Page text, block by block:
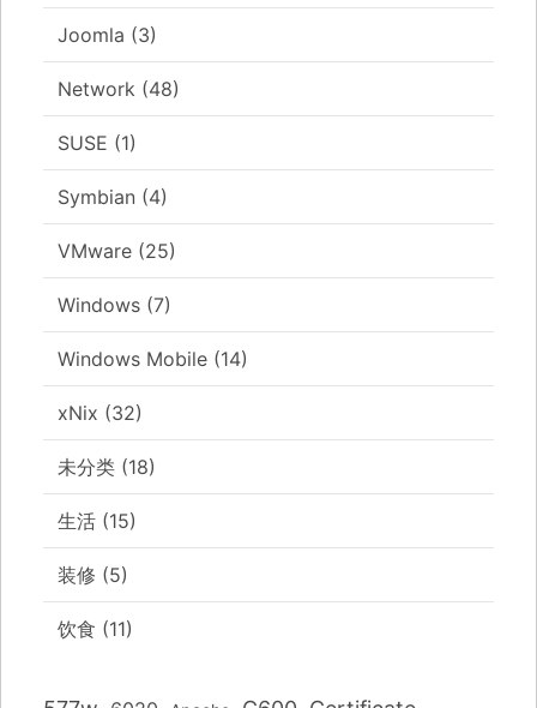
Joomla (3)
Network (48)
SUSE (1)
Symbian (4)
VMware (25)
Windows (7)
Windows Mobile (14)
xNix (32)
未分类 (18)
生活 (15)
装修 (5)
饮食 (11)